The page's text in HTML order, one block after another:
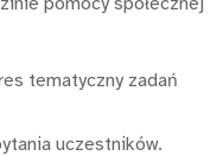
tematyczny zadań
uczestników.